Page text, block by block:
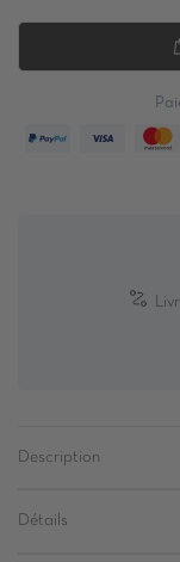
Description
Détails